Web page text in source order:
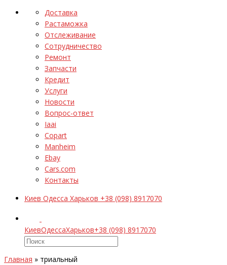
Доставка
Растаможка
Отслеживание
Сотрудничество
Ремонт
Запчасти
Кредит
Услуги
Новости
Вопрос-ответ
Iaai
Copart
Manheim
Ebay
Cars.com
Контакты
Киев Одесса Харьков +38 (098) 8917070
КиевОдессаХарьков+38 (098) 8917070
Главная » триальный